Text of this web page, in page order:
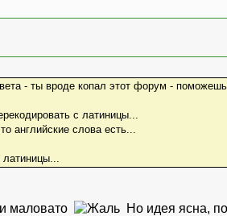
- ты вроде копал этот форум -
с латиницы...
английские слова есть...
маловато Но идея ясна,